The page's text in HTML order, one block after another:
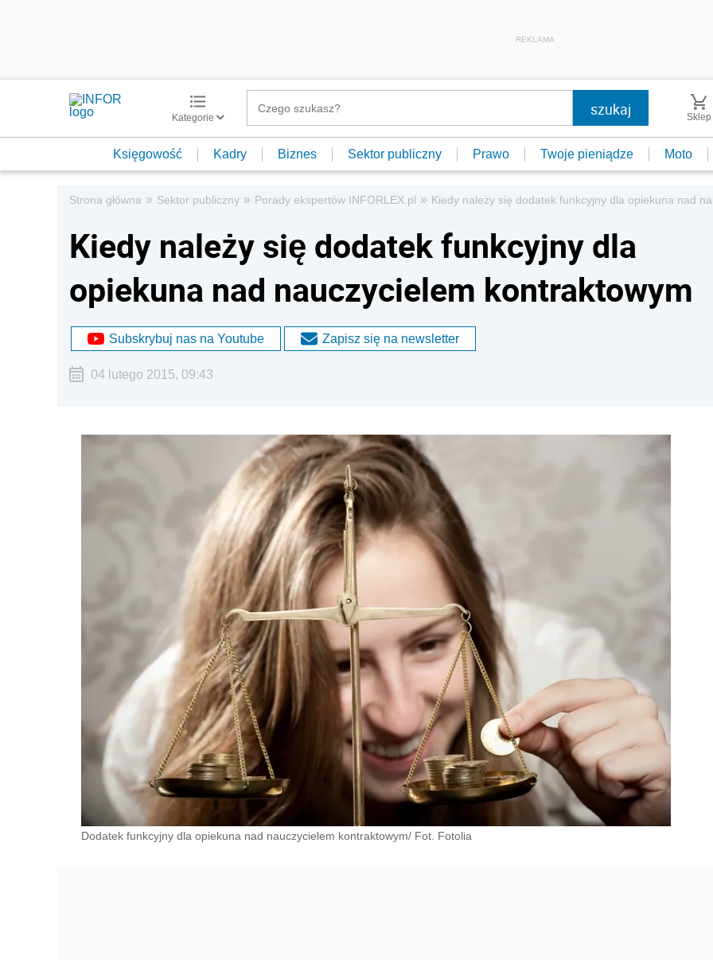
REKLAMA
Kategorie Sklep
Księgowość Kadry Biznes Sektor publiczny Prawo Twoje pieniądze Moto
Strona główna » Sektor publiczny » Porady ekspertów INFORLEX.pl » Kiedy należy się dodatek funkcyjny dla opiekuna nad
Kiedy należy się dodatek funkcyjny dla
opiekuna nad nauczycielem kontraktowym
Subskrybuj nas na Youtube Zapisz się na newsletter
04 lutego 2015, 09:43
Dodatek funkcyjny dla opiekuna nad nauczycielem kontraktowym/ Fot. Fotolia